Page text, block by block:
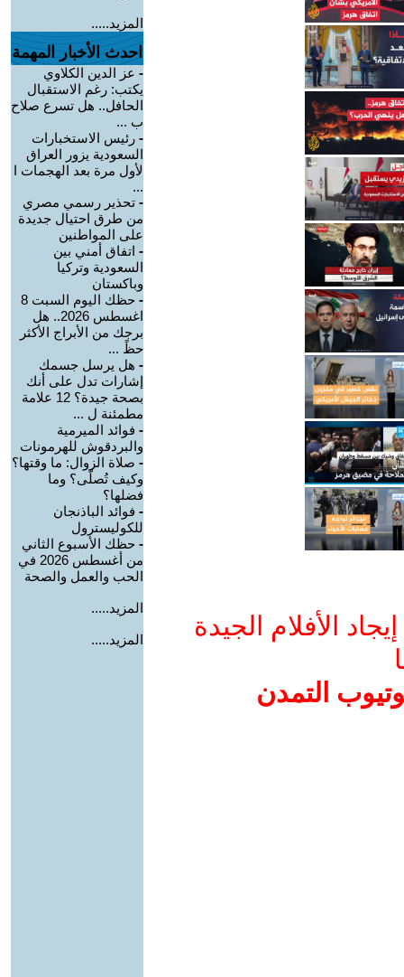
الأفلام الجيدة
التمدن
المزيد.....
احدث الأخبار المهمة
- عز الدين الكلاوي
يكتب: رغم الاستقبال
الحافل.. هل تسرع صلاح
ب ...
- رئيس الاستخبارات
السعودية يزور العراق
لأول مرة بعد الهجمات ا
...
- تحذير رسمي مصري
من طرق احتيال جديدة
على المواطنين
- اتفاق أمني بين
السعودية وتركيا
وباكستان
-
حظك اليوم السبت 8
اغسطس 2026.. هل
برجك من الأبراج الأكثر
حظً ...
- هل يرسل جسمك
إشارات تدل على أنك
بصحة جيدة؟ 12 علامة
مطمئنة ل ...
- فوائد الميرمية
والبردقوش للهرمونات
- صلاة الزوال: ما وقتها؟
وكيف تُصلّى؟ وما
فضلها؟
- فوائد الباذنجان
للكوليسترول
- حظك الأسبوع الثاني
من أغسطس 2026 في
الحب والعمل والصحة
المزيد.....
المزيد.....